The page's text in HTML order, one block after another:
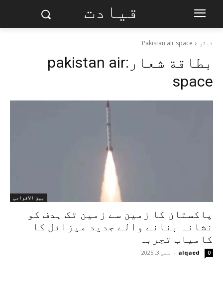
قیادت
ٹیگز Pakistan air space
بطاقة شعار:pakistan air
space
بین الاقوامی
پاکستان کا زمین سے زمین تک ہدف کو
نشانہ بنانے والے جدید میزائل کا
کامیاب تجربہ
alqaed
- مئی 3, 2025 0